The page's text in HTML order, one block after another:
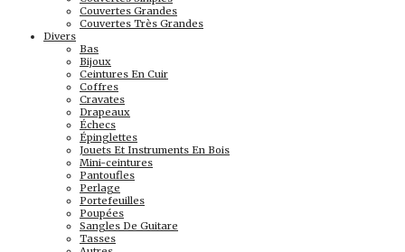
Couvertes Grandes
Couvertes Très Grandes
Divers
Bas
Bijoux
Ceintures En Cuir
Coffres
Cravates
Drapeaux
Échecs
Épinglettes
Jouets Et Instruments En Bois
Mini-ceintures
Pantoufles
Perlage
Portefeuilles
Poupées
Sangles De Guitare
Tasses